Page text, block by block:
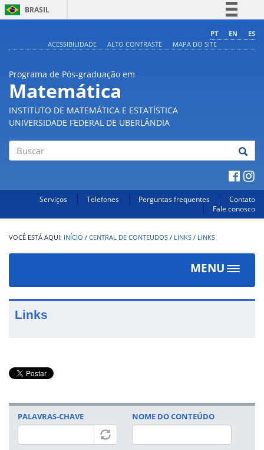
BRASIL
Comunica BR
PT EN
ES
ACESSIBILIDADE
ALTO CONTRASTE MAPA DO SITE
Programa de Pós-graduação em
Matemática
INSTITUTO DE MATEMÁTICA E ESTATÍSTICA
UNIVERSIDADE FEDERAL DE UBERLÂNDIA
Serviços Telefones Perguntas frequentes
Contato
Fale conosco
INÍCIO / CENTRAL DE CONTEUDOS / LINKS / LINKS
MENU
Toggle
Links
PALAVRAS-CHAVE NOME DO CONTEÚDO